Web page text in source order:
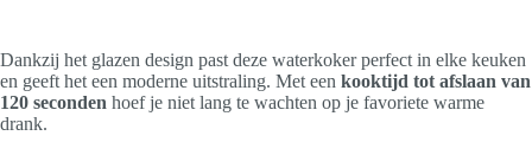
Dankzij het glazen design past deze waterkoker perfect in elke keuken
en geeft het een moderne uitstraling. Met een kooktijd tot afslaan van
120 seconden hoef je niet lang te wachten op je favoriete warme
drank.